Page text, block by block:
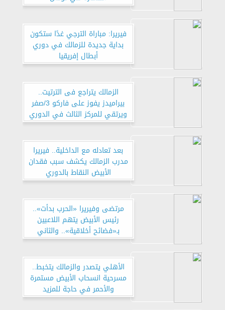
فيريرا: مباراة الترجي غدًا ستكون
بداية جديدة للزمالك في دوري
أبطال إفريقيا
الزمالك يتراجع فى الترتيت..
بيراميدز يفوز على فاركو 3/صفر
ويرتقي للمركز الثالث في الدوري
الممتاز
بعد تعادله مع الداخلية.. فيريرا
مدرب الزمالك يكشف سبب فقدان
الأبيض النقاط بالدوري
مرتضى وفيريرا «الحرب بدأت»..
رئيس الأبيض يتهم اللاعبين
بـ«فضائح أخلاقية».. والثاني
يعترض
الأهلي يتصدر والزمالك يتخبط..
مسرحية انسحاب الأبيض مستمرة
والأحمر في حاجة للمزيد